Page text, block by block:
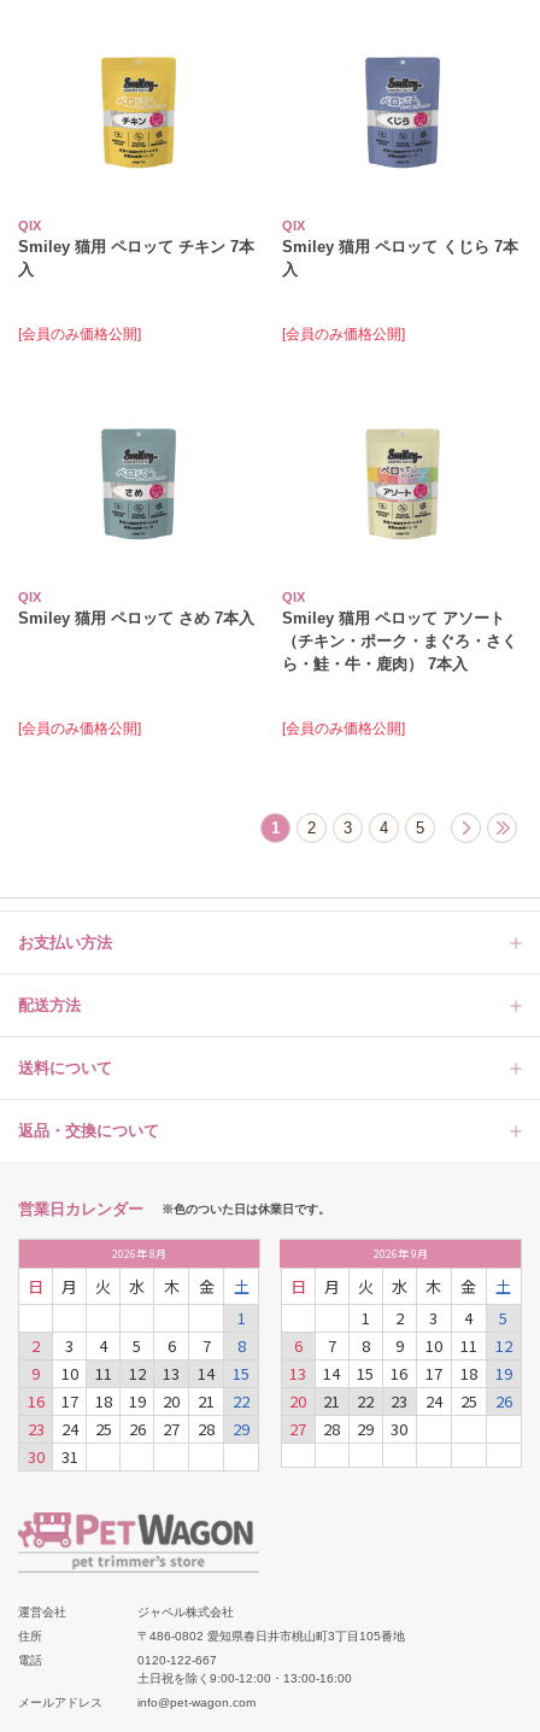
QIX
Smiley 猫用 ペロッて チキン 7本
入
[会員のみ価格公開]
QIX
Smiley 猫用 ペロッて くじら 7本
入
[会員のみ価格公開]
QIX
Smiley 猫用 ペロッて さめ 7本入
[会員のみ価格公開]
QIX
Smiley 猫用 ペロッて アソート
（チキン・ポーク・まぐろ・さく
ら・鮭・牛・鹿肉） 7本入
[会員のみ価格公開]
1 2 3 4 5
お支払い方法
配送方法
送料について
返品・交換について
営業日カレンダー ※色のついた日は休業日です。
2026年8月
日 月 火 水 木 金
土
1
2
3 4 5 6 7
8
9
10 11 12 13 14
15
16
17 18 19 20 21
22
23
24 25 26 27 28
29
30
31
2026年9月
日 月 火 水 木 金
土
1
2 3 4
5
6
7 8 9 10 11
12
13
14 15 16 17 18
19
20
21 22 23 24 25
26
27
28 29 30
運営会社
ジャペル株式会社
住所
〒486-0802 愛知県春日井市桃山町3丁目105番地
電話
0120-122-667
土日祝を除く9:00-12:00・13:00-16:00
メールアドレス
info@pet-wagon.com